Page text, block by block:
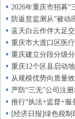
2026年重庆市招募“
防返贫监测从“被动
蓝天白云作伴大足交
重庆市大渡口区医
重庆建立分段分级
重庆12个区县启动
从规模优势向质量
严防“三无”公司注
推行“执法+监督+服
[经济日报]绿色税制